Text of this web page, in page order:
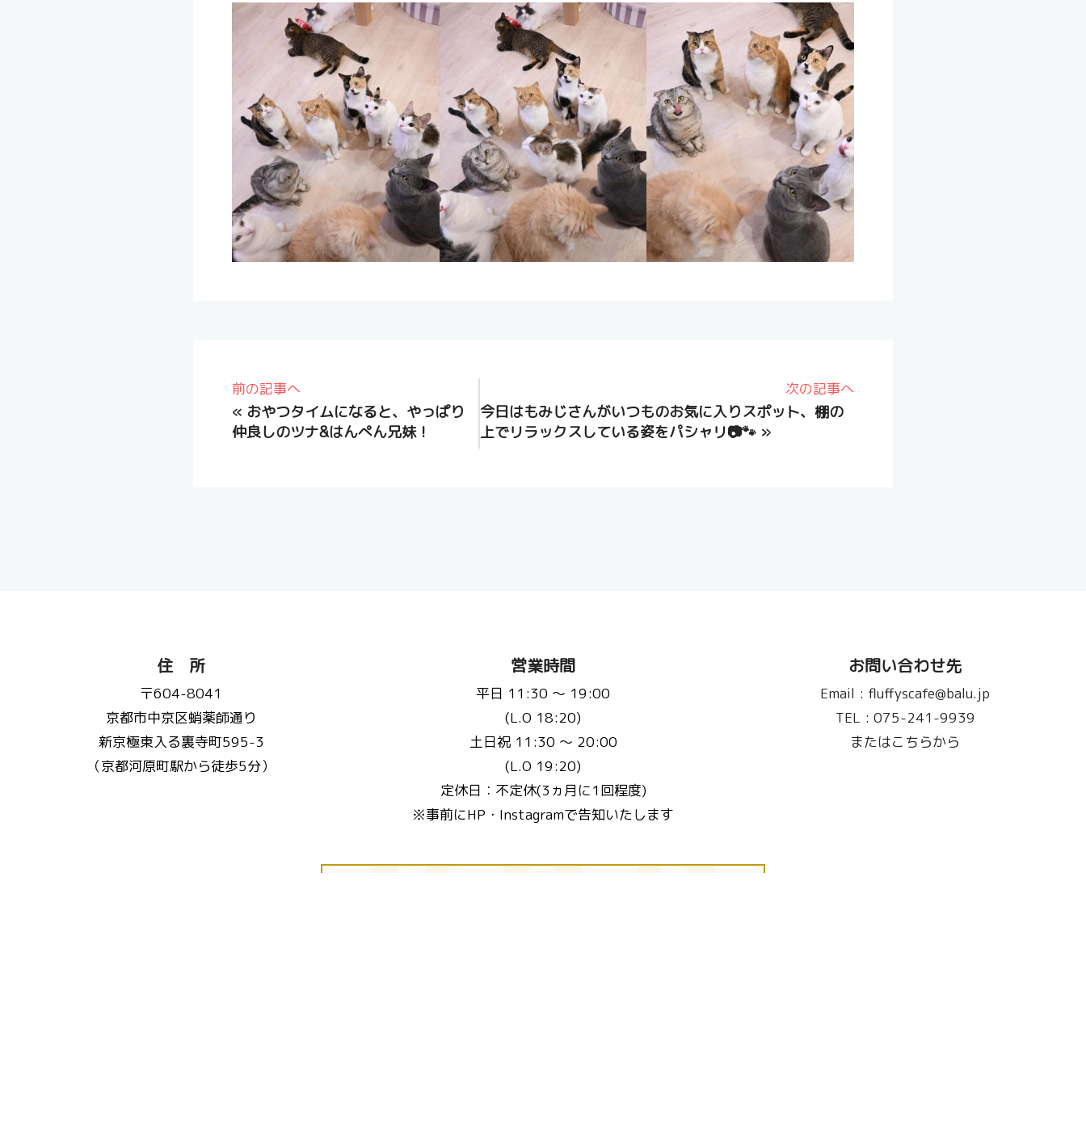
前の記事へ
« おやつタイムになると、やっぱり
仲良しのツナ&はんぺん兄妹！
次の記事へ
今日はもみじさんがいつものお気に入りスポット、棚の
上でリラックスしている姿をパシャリ📷🐾 »
住 所
〒604-8041
京都市中京区蛸薬師通り
新京極東入る裏寺町595-3
（京都河原町駅から徒歩5分）
営業時間
平日 11:30 〜 19:00
(L.O 18:20)
土日祝 11:30 〜 20:00
(L.O 19:20)
定休日：不定休(3ヵ月に1回程度)
※事前にHP・Instagramで告知いたします
お問い合わせ先
Email : fluffyscafe@balu.jp
TEL : 075-241-9939
またはこちらから